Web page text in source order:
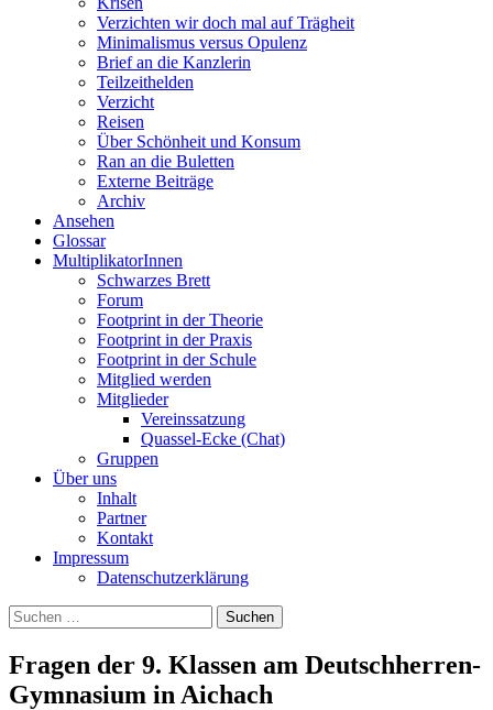
Verzichten wir doch mal auf Trägheit
Minimalismus versus Opulenz
Brief an die Kanzlerin
Teilzeithelden
Verzicht
Reisen
Über Schönheit und Konsum
Ran an die Buletten
Externe Beiträge
Archiv
Ansehen
Glossar
MultiplikatorInnen
Schwarzes Brett
Forum
Footprint in der Theorie
Footprint in der Praxis
Footprint in der Schule
Mitglied werden
Mitglieder
Vereinssatzung
Quassel-Ecke (Chat)
Gruppen
Über uns
Inhalt
Partner
Kontakt
Impressum
Datenschutzerklärung
Suchen
nach:
Fragen der 9. Klassen am Deutschherren-
Gymnasium in Aichach